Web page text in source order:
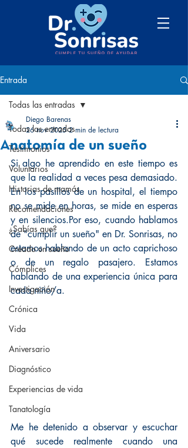
Entrada
Todas las entradas
Testimonios
Voluntarios
Historias de mamás
Recomendaciones
¿Sabías que?
Creado un sueño
Cómplices
Investigación
Crónica
Vida
Aniversario
Diagnóstico
Experiencias de vida
Tanatología
Todas las entradas
Anatomía de un sueño
Diego Barenas
26 nov 2025 2 min de lectura
Si algo he aprendido en este tiempo es
que la realidad a veces pesa demasiado.
En los pasillos de un hospital, el tiempo
no se mide en horas, se mide en esperas
y en silencios.Por eso, cuando hablamos
de "cumplir un sueño" en Dr. Sonrisas, no
estamos hablando de un acto caprichoso
o de un regalo pasajero. Estamos
hablando de una experiencia única para
cada niño/a.
Me he detenido a observar y escuchar
qué sucede realmente cuando una